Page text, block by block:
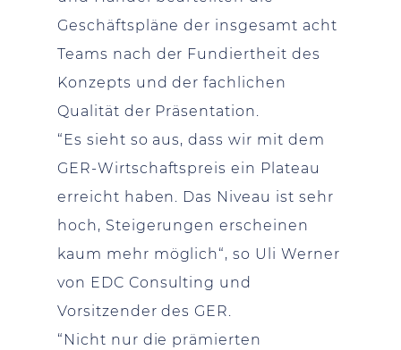
Geschäftspläne der insgesamt acht
Teams nach der Fundiertheit des
Konzepts und der fachlichen
Qualität der Präsentation.
“Es sieht so aus, dass wir mit dem
GER-Wirtschaftspreis ein Plateau
erreicht haben. Das Niveau ist sehr
hoch, Steigerungen erscheinen
kaum mehr möglich“, so Uli Werner
von EDC Consulting und
Vorsitzender des GER.
“Nicht nur die prämierten